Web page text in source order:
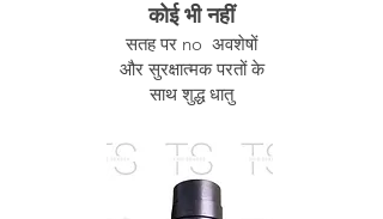
कोई भी नहीं
सतह पर no अवशेषों
और सुरक्षात्मक परतों के
साथ शुद्ध धातु